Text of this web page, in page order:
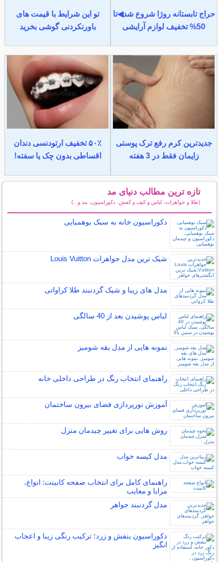
حراج تابستانه روژا شروع شد◀تا
50% تخفیف لوازم آرایشی
تو این شرایط با قیمت های
باورنکردنی گوشی بخرید
جدیدترین کرم رفع ترک پوستی
زایمان فقط در 3 هفته
۵۰٪ تخفیف ارتودنسی دندان
اقساطی بدون چک یا سفته!
تازه ترین مطالب دنیای مد
(طلا و جواهرات، لباس و کیف و کفش، دکوراسیون، مد و...)
دکوراسیون خانه به سبک بوهمیایی
شیک ترین مدل جواهرات Louis Vuitton
مدل های زیبا و شیک گردنبند طلا کراواتی
لباس پوشیدن بعد از 40 سالگی
نمونه هایی از مدل یقه شومیز
راهنمای انتخاب رنگ در طراحی داخلی خانه
آموزش نورپردازی فضای بیرون ساختمان
روش هایی برای تغییر چیدمان منزل
مدل کیسه خواب
راهنمای کامل برای انتخاب صفحه کابینت: انواع،
مزایا و معایب
مدل گردنبند جواهر
دکوراسیون بنفش و زرد؛ ترکیب رنگی زیبا و اعجاب
انگیز